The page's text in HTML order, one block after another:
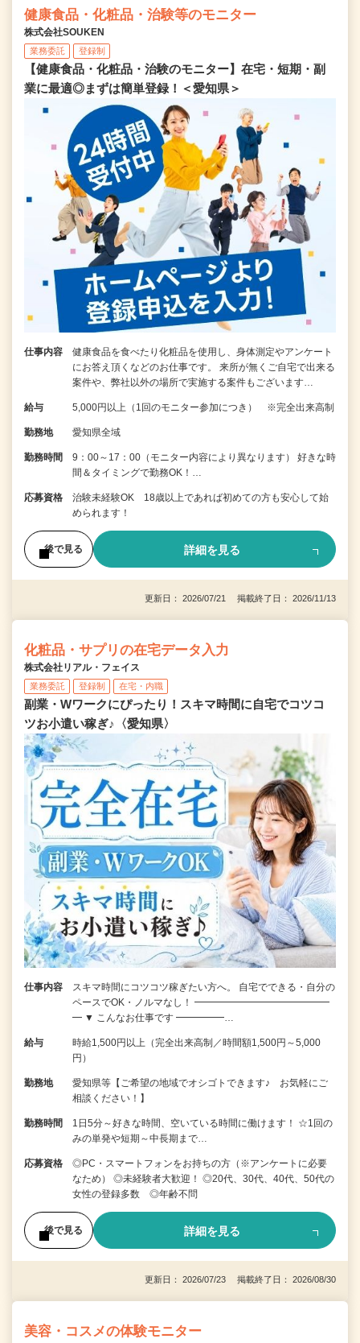
健康食品・化粧品・治験等のモニター
株式会社SOUKEN
業務委託 登録制
【健康食品・化粧品・治験のモニター】在宅・短期・副
業に最適◎まずは簡単登録！＜愛知県＞
仕事内容
健康食品を食べたり化粧品を使用し、身体測定やアンケート
にお答え頂くなどのお仕事です。 来所が無くご自宅で出来る
案件や、弊社以外の場所で実施する案件もございます…
給与 5,000円以上（1回のモニター参加につき） ※完全出来高制
勤務地 愛知県全域
勤務時間
9：00～17：00（モニター内容により異なります） 好きな時
間＆タイミングで勤務OK！…
応募資格
治験未経験OK 18歳以上であれば初めての方も安心して始
められます！
後で見る 詳細を見る
更新日： 2026/07/21 掲載終了日： 2026/11/13
化粧品・サプリの在宅データ入力
株式会社リアル・フェイス
業務委託 登録制 在宅・内職
副業・Wワークにぴったり！スキマ時間に自宅でコツコ
ツお小遣い稼ぎ♪〈愛知県〉
仕事内容
スキマ時間にコツコツ稼ぎたい方へ。 自宅でできる・自分の
ペースでOK・ノルマなし！ ━━━━━━━━━━━━━━
━ ▼ こんなお仕事です ━━━━━…
給与
時給1,500円以上（完全出来高制／時間額1,500円～5,000
円）
勤務地
愛知県等【ご希望の地域でオシゴトできます♪ お気軽にご
相談ください！】
勤務時間
1日5分～好きな時間、空いている時間に働けます！ ☆1回の
みの単発や短期～中長期まで…
応募資格
◎PC・スマートフォンをお持ちの方（※アンケートに必要
なため） ◎未経験者大歓迎！ ◎20代、30代、40代、50代の
女性の登録多数 ◎年齢不問
後で見る 詳細を見る
更新日： 2026/07/23 掲載終了日： 2026/08/30
美容・コスメの体験モニター